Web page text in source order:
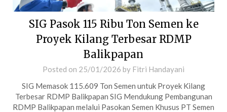
SIG Pasok 115 Ribu Ton Semen ke
Proyek Kilang Terbesar RDMP
Balikpapan
Posted on 25/01/2026 by Fitri Handayani
SIG Memasok 115.609 Ton Semen untuk Proyek Kilang
Terbesar RDMP Balikpapan SIG Mendukung Pembangunan
RDMP Balikpapan melalui Pasokan Semen Khusus PT Semen